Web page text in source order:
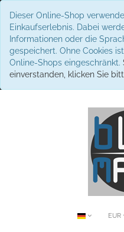
Dieser Online-Shop
Einkaufserlebnis. Dabei
Informationen oder die
gespeichert. Ohne Cookies
Online-Shops eingeschränkt.
einverstanden, klicken Sie
EUR